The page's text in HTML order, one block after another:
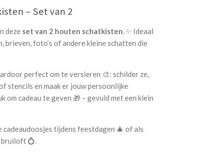
– Set van 2
deze set van 2 houten schatkisten. ✨ Ideaal
brieven, foto’s of andere kleine schatten die
perfect om te versieren 🎨: schilder ze,
stencils en maak er jouw persoonlijke
om cadeau te geven 🎁 – gevuld met een klein
cadeaudoosjes tijdens feestdagen 🎄 of als
bruiloft 💍.